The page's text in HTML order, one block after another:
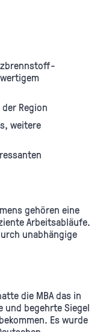
Region
weitere
gehören eine
Arbeitsabläufe.
unabhängige
die MBA das in
und begehrte Siegel
Es wurde